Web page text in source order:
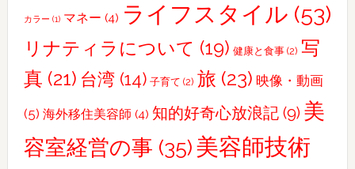
カラー (1) マネー (4) ライフスタイル (53)
リナティラについて (19) 健康と食事(2) 写
真 (21) 台湾(14) 子育て (2) 旅 (23) 映像・動画
(5) 海外移住美容師 (4) 知的好奇心放浪記(9) 美
容室経営の事 (35)美容師技術